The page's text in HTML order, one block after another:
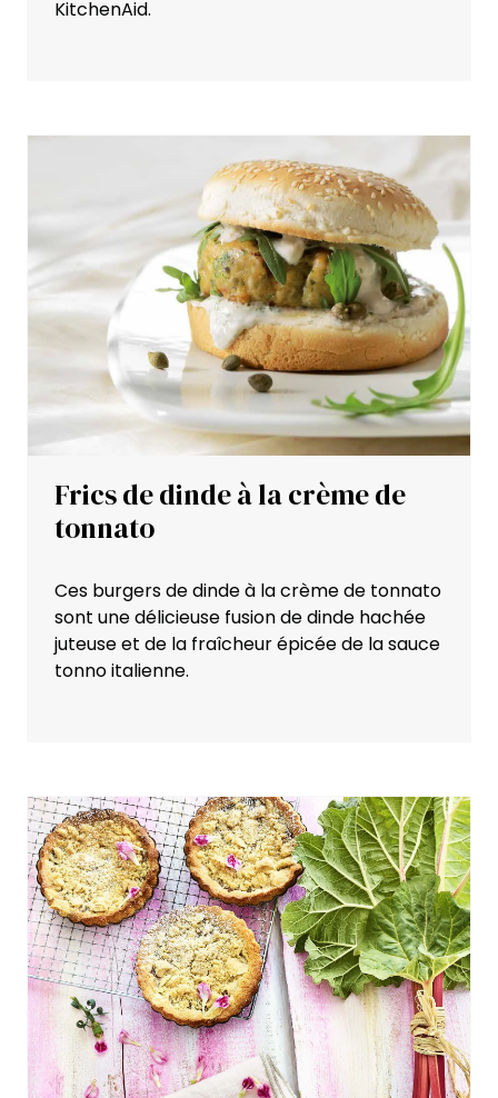
KitchenAid.
Frics de dinde à la crème de
tonnato
Ces burgers de dinde à la crème de tonnato
sont une délicieuse fusion de dinde hachée
juteuse et de la fraîcheur épicée de la sauce
tonno italienne.